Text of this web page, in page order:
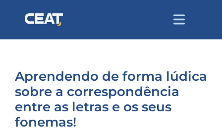
Aprendendo de forma lúdica
sobre a correspondência
entre as letras e os seus
fonemas!